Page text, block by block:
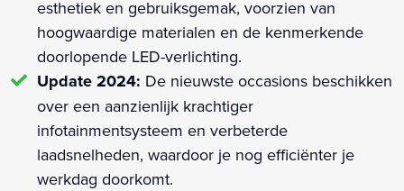
esthetiek en gebruiksgemak, voorzien van
hoogwaardige materialen en de kenmerkende
doorlopende LED-verlichting.
Update 2024: De nieuwste occasions beschikken
over een aanzienlijk krachtiger
infotainmentsysteem en verbeterde
laadsnelheden, waardoor je nog efficiënter je
werkdag doorkomt.